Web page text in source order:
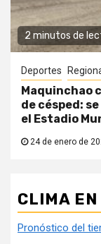
2 minutos de
Deportes
Maquinchao
de césped:
el Estadio
24 de enero de
CLIMA
Pronóstico del